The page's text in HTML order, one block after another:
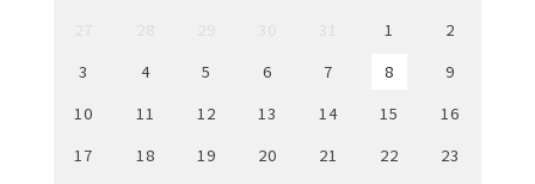
1
2
3
4 5 6 7 8
9
10
11 12 13 14 15
16
17
18 19 20 21 22
23